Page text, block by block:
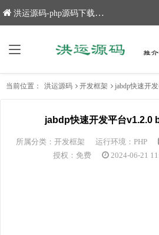
洪运源码-php源码下载,网站源码,网站源码下载
当前位置： 洪运源码 开发框架 jabdp快速开
jabdp快速开发平台v1.2.0
所属分类： 开发框架 运行环境：PHP
授权：免费
2024-06-21